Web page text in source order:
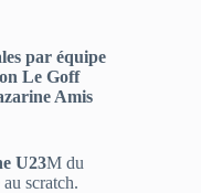
par équipe
Le Goff
Amis
U23M du
au scratch.